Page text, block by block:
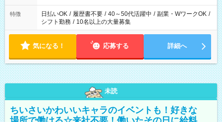
特徴 日払いOK / 履歴書不要 / 40～50代活躍中 / 副業・WワークOK /
シフト勤務 / 10名以上の大量募集
気になる！ 応募する 詳細へ
未読
ちいさいかわいいキャラのイベントも！好きな